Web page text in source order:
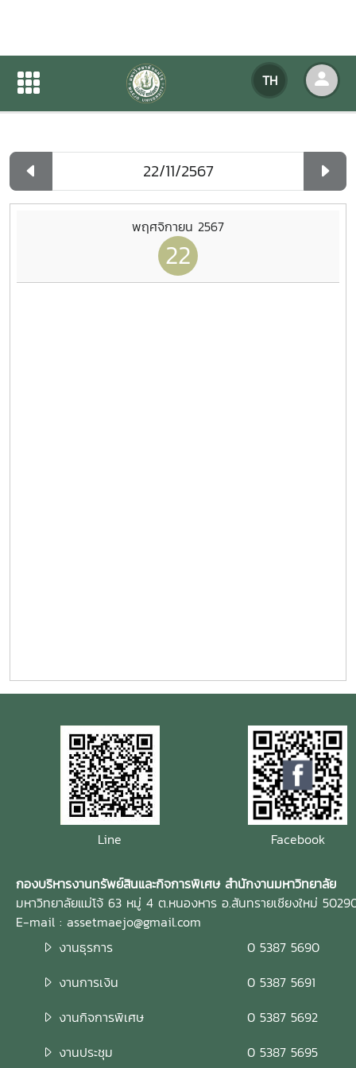
TH
ปฏิทินกิจกรรมของหน่วยงาน
ปฏิทินกิจกรรมของหน่วยงาน
พฤศจิกายน 2567
22
Line Facebook
กองบริหารงานทรัพย์สินและกิจการพิเศษ สำนักงานมหาวิทยาลัย
มหาวิทยาลัยแม่โจ้ 63 หมู่ 4 ต.หนองหาร อ.สันทรายเชียงใหม่
E-mail : assetmaejo@gmail.com
งานธุรการ
0 5387 5690
งานการเงิน
0 5387 5691
งานกิจการพิเศษ
0 5387 5692
งานประชุม
0 5387 5695